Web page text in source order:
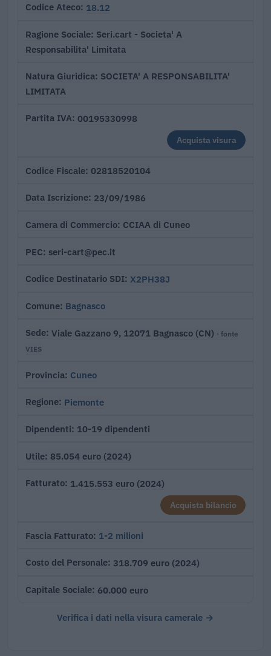
Codice Ateco 18.12
Ragione Sociale Seri.cart - Societa' A
Responsabilita' Limitata
Natura Giuridica SOCIETA' A RESPONSABILITA'
LIMITATA
Partita IVA 00195330998
Acquista visura
Codice Fiscale 02818520104
Data Iscrizione 23/09/1986
Camera di Commercio CCIAA di Cuneo
PEC seri-cart@pec.it
Codice Destinatario SDI X2PH38J
Comune Bagnasco
Sede Viale Gazzano 9, 12071 Bagnasco (CN) · fonte
VIES
Provincia Cuneo
Regione Piemonte
Dipendenti 10-19 dipendenti
Utile 85.054 euro (2024)
Fatturato 1.415.553 euro (2024)
Acquista bilancio
Fascia Fatturato 1-2 milioni
Costo del Personale 318.709 euro (2024)
Capitale Sociale 60.000 euro
Verifica i dati nella visura camerale →